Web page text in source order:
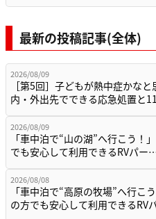
最新の投稿記事(全体)
2026/08/09
［第5回］子どもが熱中症かな
内・外出先でできる応急処置と
2026/08/09
「車中泊で“山の湖”へ行こう！
でも安心して利用できるRVパー
2026/08/08
「車中泊で“高原の牧場”へ行こ
の方でも安心して利用できるRV